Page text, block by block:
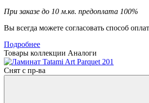
При заказе до 10 м.кв. предоплата 100%
Вы всегда можете согласовать способ
Подробнее
Товары коллекции Аналоги
Снят с пр-ва